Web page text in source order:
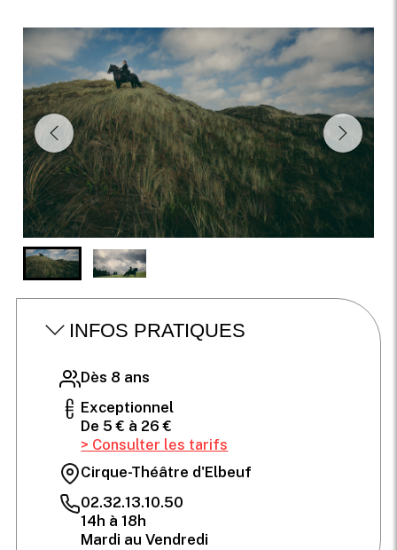
INFOS PRATIQUES
Dès 8 ans
Exceptionnel
De 5 € à 26 €
> Consulter les tarifs
Cirque-Théâtre d'Elbeuf
02.32.13.10.50
14h à 18h
Mardi au Vendredi